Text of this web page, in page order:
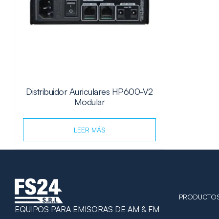
Distribuidor Auriculares HP600-V2
Modular
LEER MÁS
EQUIPOS PARA EMISORAS DE AM & FM